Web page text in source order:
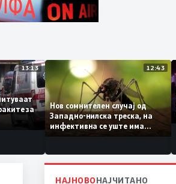
13:13
за
12:43
Нов сомнителен случај од
Западно-нилска треска, на
инфективна се уште има
пациенти во критична
НАЈНОВОНАЈЧИТАНО